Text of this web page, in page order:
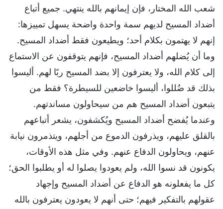
شعب الله المختار، فإن إيمانهم بالله ينتهي. جميع أتباع
أضداد المسيح لديهم سمة واحدة واضحة يسهل تمييزها:
إنهم لا يهتمون بكلام أحد؛ ويطيعون فقط أضداد المسيح.
وما أن يُضلهم أضداد المسيح، فإنهم يتوقفون عن الاستماع
إلى كلام الله، ولا يعترفون إلا بضد المسيح ربًا لهم. أليسوا
بذلك قد ضُللوا، أليسوا خاضعين للسيطرة؟ فقط من
يتبعون أضداد المسيح هم من سيحاولون مساندتهم.
وعندما يُفضح أضداد المسيح ويُكشفون، يشعر أتباعهم
بالقلق عليهم، ويذرفون الدموع من أجلهم، ويتذمرون نيابة
عنهم، ويحاولون الدفاع عنهم. وفي مثل هذه الأوقات،
يكونون قد نسوا الله، ولم يعودوا يصلوا له أو يطلبوا الحق؛
كل ما يفعلونه هو الدفاع عن أضداد المسيح وإجهاد
عقولهم بالتفكير فيهم؛ حتى أنهم لا يعودون يعترفون بالله